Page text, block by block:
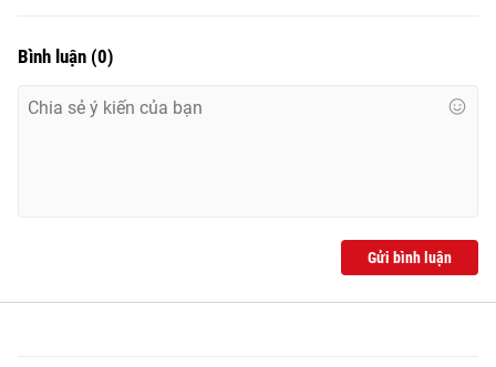
Bình luận (0)
Gửi bình luận